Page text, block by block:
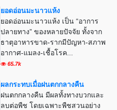
ยอดอ่อนมะนาวแห้ง
ยอดอ่อนมะนาวแห้ง เป็น “อาการ
ปลายทาง” ของหลายปัจจัย ทั้งจาก
ธาตุอาหารขาด-รากมีปัญหา-สภาพ
อากาศ-แมลง-เชื้อโรค...
65.7k
ผลกระทบเมื่อฝนตกกลางคืน
ฝนตกกลางคืน มีผลทั้งทางบวกและ
ลบต่อพืช โดยเฉพาะพืชสวนอย่าง